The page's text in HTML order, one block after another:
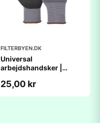
FILTERBYEN.DK
Universal
arbejdshandsker |
GRÅ
25,00 kr